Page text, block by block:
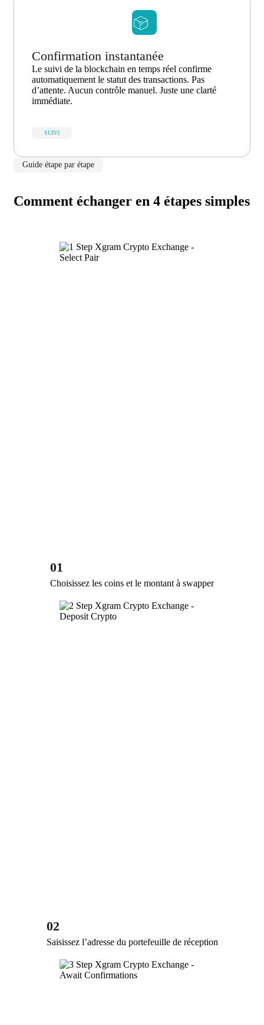
Confirmation instantanée
Le suivi de la blockchain en temps réel confirme
automatiquement le statut des transactions. Pas
d’attente. Aucun contrôle manuel. Juste une clarté
immédiate.
SUIVI
Guide étape par étape
Comment échanger en 4 étapes simples
01
Choisissez les coins et le montant à swapper
02
Saisissez l’adresse du portefeuille de réception